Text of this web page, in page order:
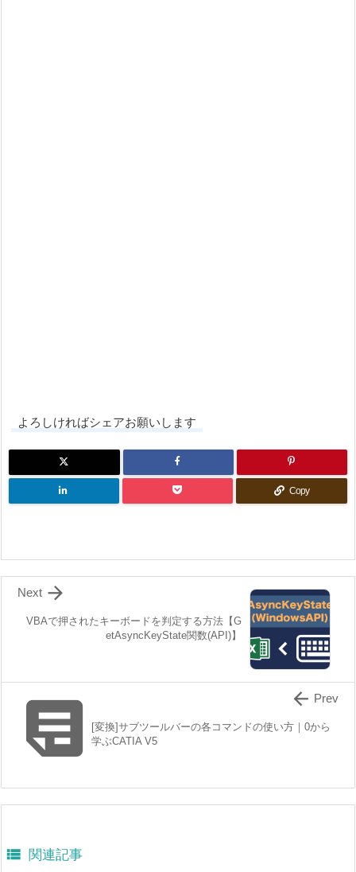
よろしければシェアお願いします
Copy
VBAで押されたキーボードを判定する方法【G
etAsyncKeyState関数(API)】

Next
[変換]サブツールバーの各コマンドの使い方｜0から
学ぶCATIA V5
 Prev
 関連記事